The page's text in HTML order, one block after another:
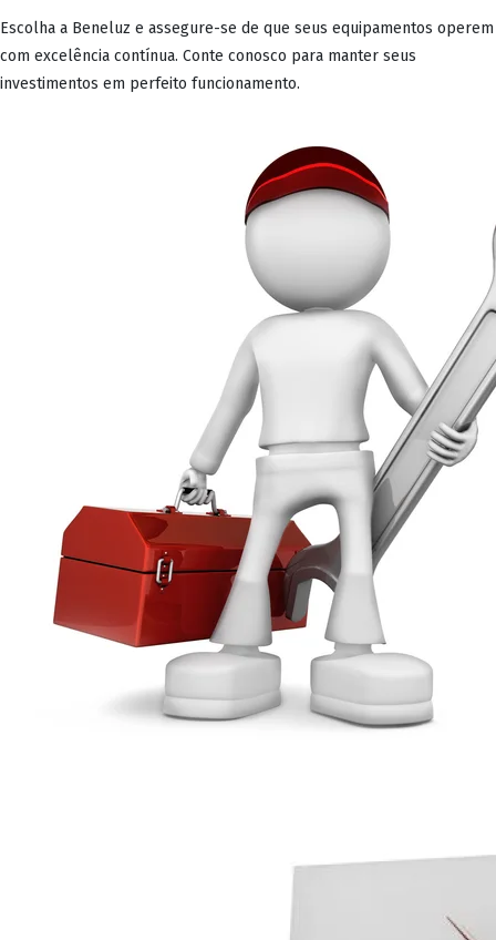
Escolha a Beneluz e assegure-se de que seus equipamentos operem
com excelência contínua. Conte conosco para manter seus
investimentos em perfeito funcionamento.